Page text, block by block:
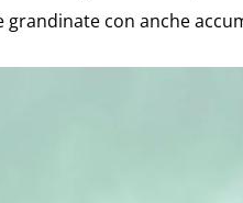
con anche